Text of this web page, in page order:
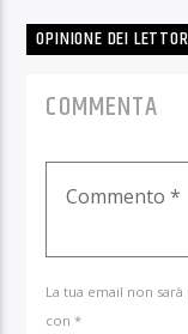
OPINIONE DEI
COMMENTA
La tua email non
con *